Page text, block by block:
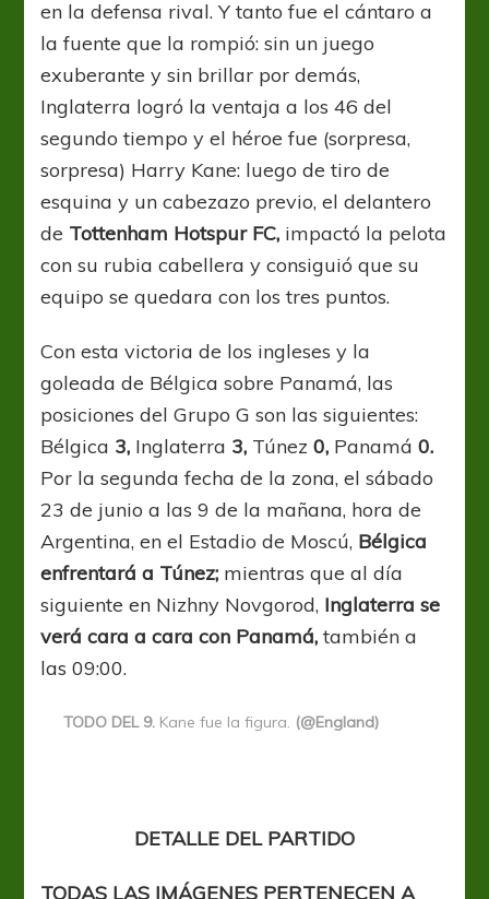
en la defensa rival. Y tanto fue el cántaro a
la fuente que la rompió: sin un juego
exuberante y sin brillar por demás,
Inglaterra logró la ventaja a los 46 del
segundo tiempo y el héroe fue (sorpresa,
sorpresa) Harry Kane: luego de tiro de
esquina y un cabezazo previo, el delantero
de Tottenham Hotspur FC, impactó la pelota
con su rubia cabellera y consiguió que su
equipo se quedara con los tres puntos.
Con esta victoria de los ingleses y la
goleada de Bélgica sobre Panamá, las
posiciones del Grupo G son las siguientes:
Bélgica 3, Inglaterra 3, Túnez0, Panamá0.
Por la segunda fecha de la zona, el sábado
23 de junio a las 9 de la mañana, hora de
Argentina, en el Estadio de Moscú, Bélgica
enfrentará a Túnez; mientras que al día
siguiente en Nizhny Novgorod, Inglaterra se
verá cara a cara con Panamá, también a
las 09:00.
TODO DEL 9.Kane fue la figura. (@England)
DETALLE DEL PARTIDO
TODAS LAS IMÁGENES PERTENECEN A